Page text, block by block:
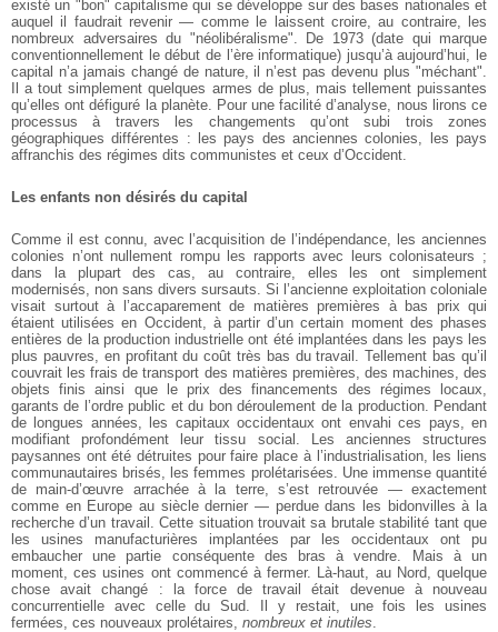
existé un "bon" capitalisme qui se développe sur des bases nationales et
auquel il faudrait revenir — comme le laissent croire, au contraire, les
nombreux adversaires du "néolibéralisme". De 1973 (date qui marque
conventionnellement le début de l’ère informatique) jusqu’à aujourd’hui, le
capital n’a jamais changé de nature, il n’est pas devenu plus "méchant".
Il a tout simplement quelques armes de plus, mais tellement puissantes
qu’elles ont défiguré la planète. Pour une facilité d’analyse, nous lirons ce
processus à travers les changements qu’ont subi trois zones
géographiques différentes : les pays des anciennes colonies, les pays
affranchis des régimes dits communistes et ceux d’Occident.
Les enfants non désirés du capital
Comme il est connu, avec l’acquisition de l’indépendance, les anciennes
colonies n’ont nullement rompu les rapports avec leurs colonisateurs ;
dans la plupart des cas, au contraire, elles les ont simplement
modernisés, non sans divers sursauts. Si l’ancienne exploitation coloniale
visait surtout à l’accaparement de matières premières à bas prix qui
étaient utilisées en Occident, à partir d’un certain moment des phases
entières de la production industrielle ont été implantées dans les pays les
plus pauvres, en profitant du coût très bas du travail. Tellement bas qu’il
couvrait les frais de transport des matières premières, des machines, des
objets finis ainsi que le prix des financements des régimes locaux,
garants de l’ordre public et du bon déroulement de la production. Pendant
de longues années, les capitaux occidentaux ont envahi ces pays, en
modifiant profondément leur tissu social. Les anciennes structures
paysannes ont été détruites pour faire place à l’industrialisation, les liens
communautaires brisés, les femmes prolétarisées. Une immense quantité
de main-d’œuvre arrachée à la terre, s’est retrouvée — exactement
comme en Europe au siècle dernier — perdue dans les bidonvilles à la
recherche d’un travail. Cette situation trouvait sa brutale stabilité tant que
les usines manufacturières implantées par les occidentaux ont pu
embaucher une partie conséquente des bras à vendre. Mais à un
moment, ces usines ont commencé à fermer. Là-haut, au Nord, quelque
chose avait changé : la force de travail était devenue à nouveau
concurrentielle avec celle du Sud. Il y restait, une fois les usines
fermées, ces nouveaux prolétaires, nombreux et inutiles